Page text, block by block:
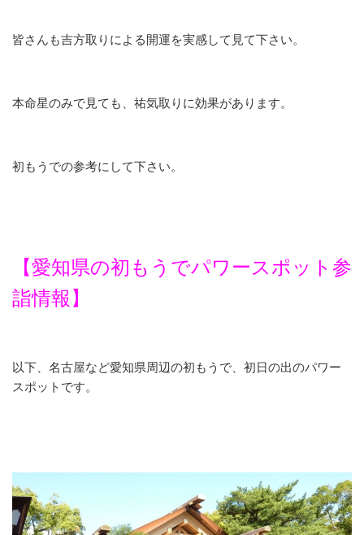
皆さんも吉方取りによる開運を実感して見て下さい。
本命星のみで見ても、祐気取りに効果があります。
初もうでの参考にして下さい。
【愛知県の初もうでパワースポット参
詣情報】
以下、名古屋など愛知県周辺の初もうで、初日の出のパワー
スポットです。